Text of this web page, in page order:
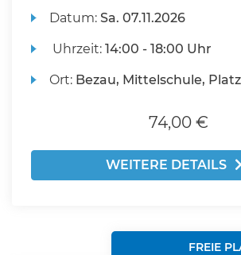
Datum:Sa. 07.11.2026
Uhrzeit:14:00 - 18:00 Uhr
Ort: Bezau, Mittelschule, Platz
74,00 €
WEITERE DETAILS
FREIE